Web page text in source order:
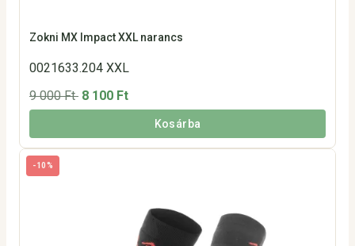
Zokni MX Impact XXL narancs
0021633.204 XXL
9 000 Ft 8 100 Ft
Kosárba
-10%